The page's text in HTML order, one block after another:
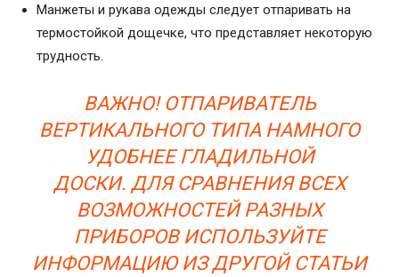
Манжеты и рукава одежды следует отпаривать на
термостойкой дощечке, что представляет некоторую
трудность.
ВАЖНО! ОТПАРИВАТЕЛЬ
ВЕРТИКАЛЬНОГО ТИПА НАМНОГО
УДОБНЕЕ ГЛАДИЛЬНОЙ
ДОСКИ. ДЛЯ СРАВНЕНИЯ ВСЕХ
ВОЗМОЖНОСТЕЙ РАЗНЫХ
ПРИБОРОВ ИСПОЛЬЗУЙТЕ
ИНФОРМАЦИЮ ИЗ ДРУГОЙ СТАТЬИ